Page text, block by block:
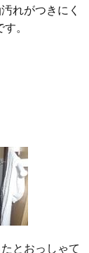
れがつきにく
。
とおっしゃて